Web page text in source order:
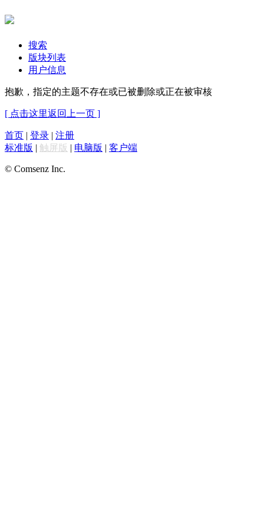
搜索
版块列表
用户信息
抱歉，指定的主题不存在或已被删除或正在被审核
[ 点击这里返回上一页 ]
首页 | 登录 | 注册
标准版 | 触屏版 | 电脑版 | 客户端
© Comsenz Inc.